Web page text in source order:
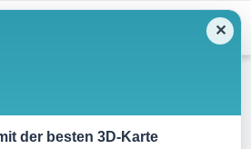
Menu
✕
der besten 3D-Karte